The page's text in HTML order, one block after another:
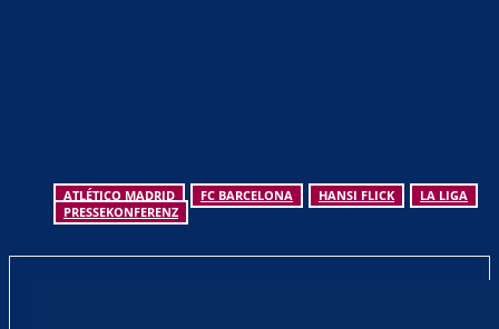
ATLÉTICO MADRID FC BARCELONA HANSI FLICK
LA LIGA
PRESSEKONFERENZ